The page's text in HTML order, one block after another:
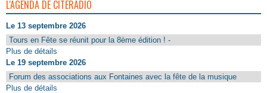
L'AGENDA DE CITERADIO
Le 13 septembre 2026
Tours en Fête se réunit pour la 8ème édition ! -
Plus de détails
Le 19 septembre 2026
Forum des associations aux Fontaines avec la fête de la musique
Plus de détails